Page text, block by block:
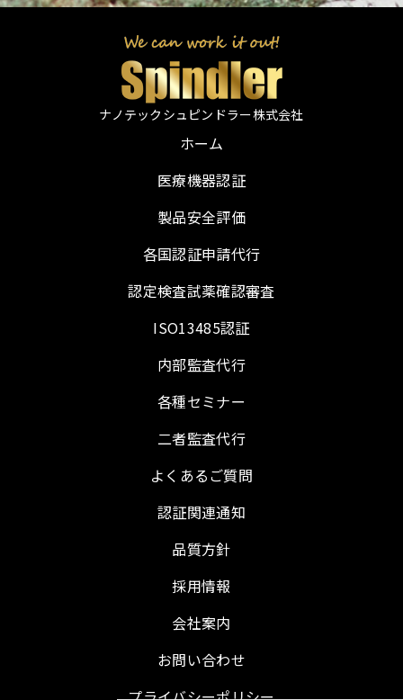
ナノテックシュピンドラー株式会社
ホーム
医療機器認証
製品安全評価
各国認証申請代行
認定検査試薬確認審査
ISO13485認証
内部監査代行
各種セミナー
二者監査代行
よくあるご質問
認証関連通知
品質方針
採用情報
会社案内
お問い合わせ